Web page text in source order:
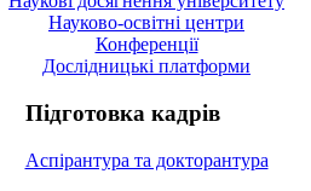
Науково-освітні центри
Конференції
Дослідницькі платформи
Підготовка кадрів
Аспірантура та докторантура